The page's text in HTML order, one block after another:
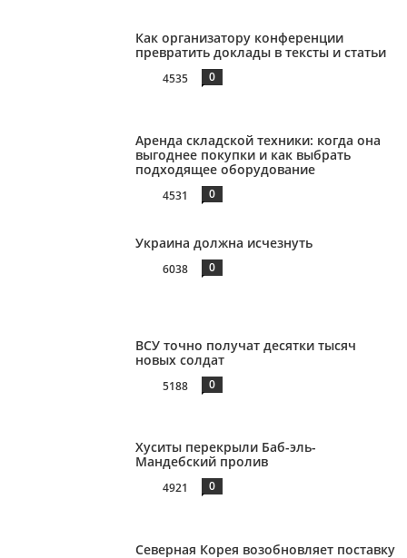
Как организатору конференции
превратить доклады в тексты и статьи
4535 0
Аренда складской техники: когда она
выгоднее покупки и как выбрать
подходящее оборудование
4531 0
Украина должна исчезнуть
6038 0
ВСУ точно получат десятки тысяч
новых солдат
5188 0
Хуситы перекрыли Баб-эль-
Мандебский пролив
4921 0
Северная Корея возобновляет поставку